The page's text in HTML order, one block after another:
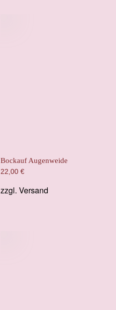
Bockauf Augenweide
22,00 €
zzgl. Versand